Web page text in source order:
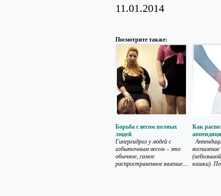
11.01.2014
Посмотрите также:
Борьба с весом полных
людей
Гипергидроз у людей с
избыточным весом – это
обычное, самое
распространенное явление....
Как
кишки).